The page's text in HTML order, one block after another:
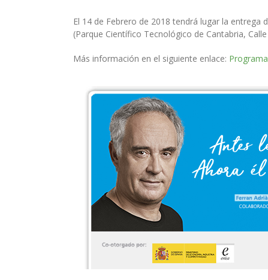
El 14 de Febrero de 2018 tendrá lugar la entrega
(Parque Científico Tecnológico de Cantabria,
Más información en el siguiente enlace: